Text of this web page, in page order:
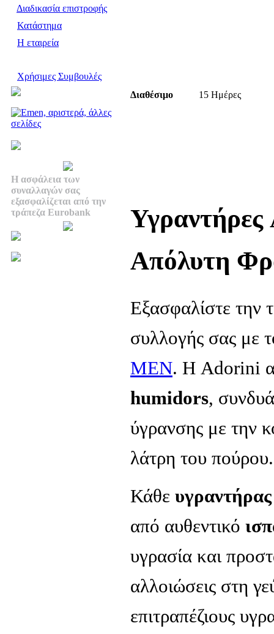
Διαδικασία επιστροφής
Κατάστημα
Η εταιρεία
Χρήσιμες Συμβουλές
Η ασφάλεια των
συναλλαγών σας
εξασφαλίζεται από την
τράπεζα Eurobank
Διαθέσιμο 15 Ημέρες
Απόλυτη
Εξασφαλίστε την
συλλογής σας με
MEN. Η Adorini
humidors,
ύγρανσης με την
λάτρη του πούρου.
Κάθε
από αυθεντικό
υγρασία και
αλλοιώσεις στη
επιτραπέζιους